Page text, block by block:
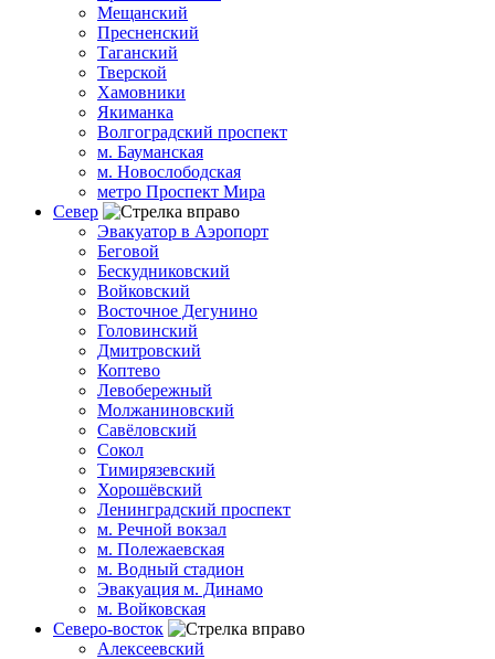
Мещанский
Пресненский
Таганский
Тверской
Хамовники
Якиманка
Волгоградский проспект
м. Бауманская
м. Новослободская
метро Проспект Мира
Север
Эвакуатор в Аэропорт
Беговой
Бескудниковский
Войковский
Восточное Дегунино
Головинский
Дмитровский
Коптево
Левобережный
Молжаниновский
Савёловский
Сокол
Тимирязевский
Хорошёвский
Ленинградский проспект
м. Речной вокзал
м. Полежаевская
м. Водный стадион
Эвакуация м. Динамо
м. Войковская
Северо-восток
Алексеевский